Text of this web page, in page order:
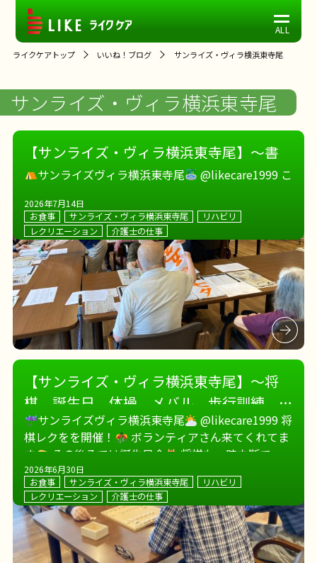
ライクケアトップ いいね！ブログ サンライズ・ヴィラ横浜東寺尾
サンライズ・ヴィラ横浜東寺尾
【サンライズ・ヴィラ横浜東寺尾】～書
道レクと集団体操
～
サンライズヴィラ横浜東寺尾
@likecare1999 こ
指の運動は特に念入りに
書道始めますよ〜
ーマは七夕
サンライズヴィラ横浜東寺尾 […]
2026年7月14日
お食事 サンライズ・ヴィラ横浜東寺尾
リハビリ
レクリエーション
介護士の仕事
【サンライズ・ヴィラ横浜東寺尾】～将
棋、誕生日、体操、メバル、歩行訓練、
研修、外気浴
～
サンライズヴィラ横浜東寺尾
@likecare1999 将
棋レクをを開催！
ボランティアさん来てくれてま
す
その後ろでは誕生日会
将棋も一時中断で拍
手
外部マッサージ師さんによる集団体操
ンライズヴィラ […]
2026年6月30日
お食事 サンライズ・ヴィラ横浜東寺尾
リハビリ
レクリエーション
介護士の仕事